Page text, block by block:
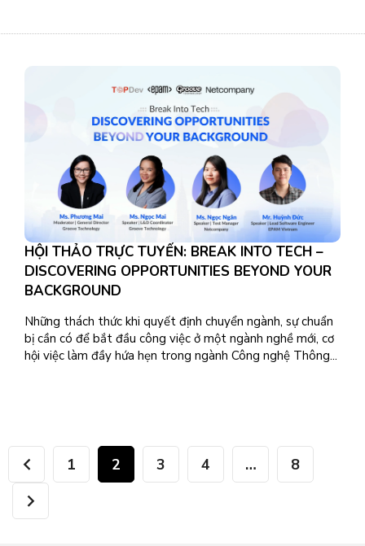
HỘI THẢO TRỰC TUYẾN: BREAK INTO TECH –
DISCOVERING OPPORTUNITIES BEYOND YOUR
BACKGROUND
Những thách thức khi quyết định chuyển ngành, sự chuẩn
bị cần có để bắt đầu công việc ở một ngành nghề mới, cơ
hội việc làm đầy hứa hẹn trong ngành Công nghệ Thông...
1 2 3 4 … 8